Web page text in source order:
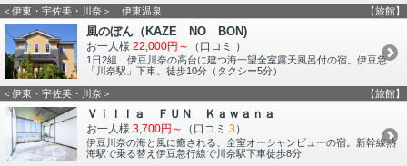
＜伊東・宇佐美・川奈＞ 伊東温泉 【旅館】
風のぼん（KAZE NO BON)
お一人様 22,000円～ （口コミ ）
1日2組 伊豆川奈の高台に建つ海一望全室露天風呂付の宿。伊豆急
「川奈駅」下車、徒歩10分（タクシー5分）
＜伊東・宇佐美・川奈＞ 【旅館】
Ｖｉｌｌａ ＦＵＮ Ｋａｗａｎａ
お一人様 3,700円～ （口コミ 3）
伊豆川奈の海と風に癒される、全室オーシャンビューの宿。新幹線熱
海駅で乗る替え伊豆急行線で川奈駅下車徒歩8分